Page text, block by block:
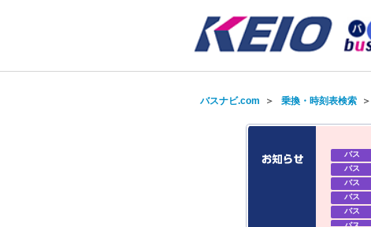
バスナビ.com ＞ 乗換・時刻表検索＞
バス
バス
バス
バス
バス
バス